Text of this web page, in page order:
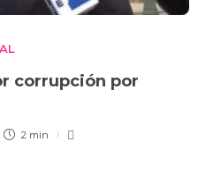
corrupción por
2 min